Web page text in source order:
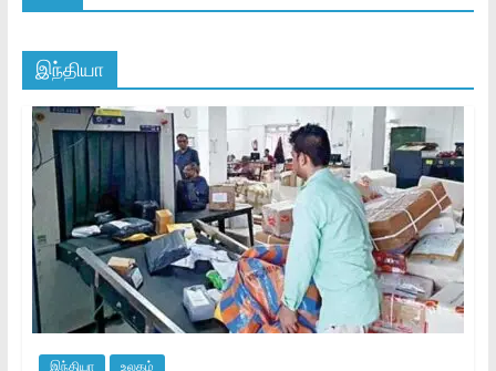
இந்தியா
இந்தியா உலகம்